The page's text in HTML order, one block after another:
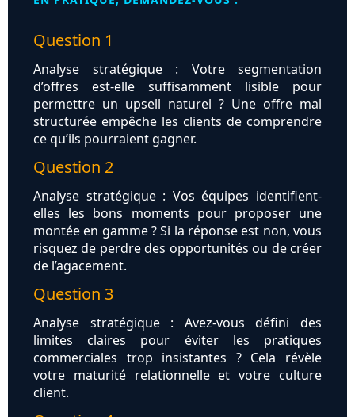
Question 1
Analyse stratégique : Votre segmentation
d’offres est-elle suffisamment lisible pour
permettre un upsell naturel ? Une offre mal
structurée empêche les clients de comprendre
ce qu’ils pourraient gagner.
Question 2
Analyse stratégique : Vos équipes identifient-
elles les bons moments pour proposer une
montée en gamme ? Si la réponse est non, vous
risquez de perdre des opportunités ou de créer
de l’agacement.
Question 3
Analyse stratégique : Avez-vous défini des
limites claires pour éviter les pratiques
commerciales trop insistantes ? Cela révèle
votre maturité relationnelle et votre culture
client.